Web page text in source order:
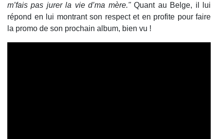
m’fais pas jurer la vie d’ma mère."Quant au Belge, il lui
répond en lui montrant son respect et en profite pour faire
la promo de son prochain album, bien vu !